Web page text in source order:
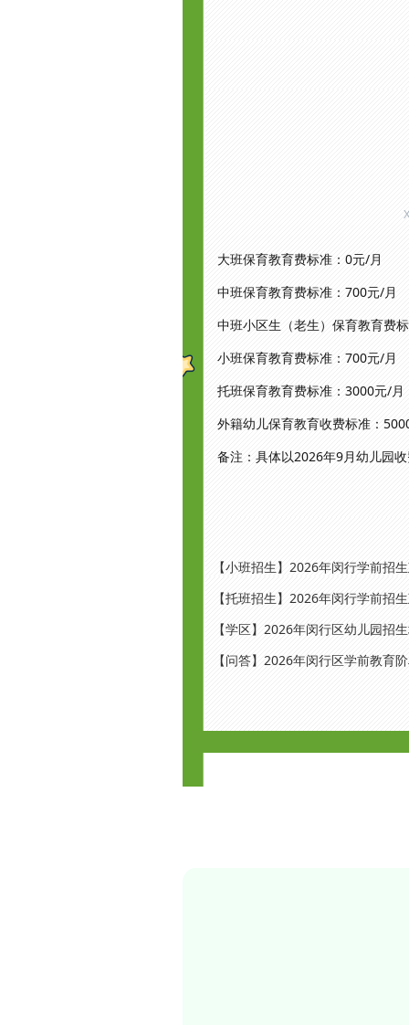
大班保育教育费标准：0元/月
中班保育教育费标准：700元/月
中班小区生（老生）保育教育费
小班保育教育费标准：700元/月
托班保育教育费标准：3000元/月
外籍幼儿保育教育收费标准：
备注：具体以2026年9月幼儿园
【小班招生】2026年闵行学前招
【托班招生】2026年闵行学前招
【学区】2026年闵行区幼儿园招
【问答】2026年闵行区学前教育